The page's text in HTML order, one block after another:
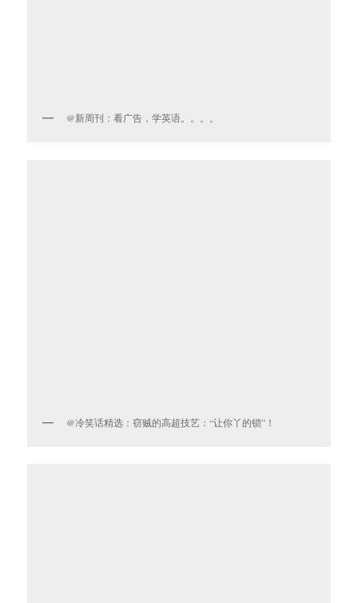
@新周刊：看广告，学英语。。。。
@冷笑话精选：窃贼的高超技艺：“让你丫的锁”！